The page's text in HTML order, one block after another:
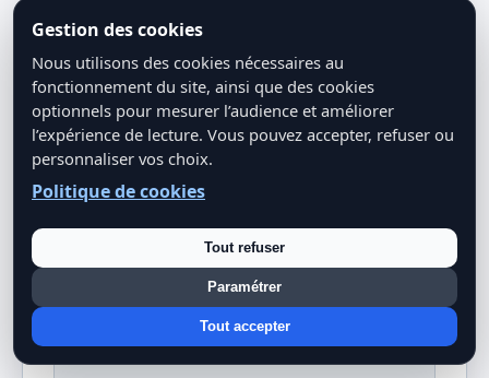
Pourquoi la qualité des données est
essentielle, y compris pour les modèles
de scoring.
Sources et références
Gestion des cookies
Nous utilisons des cookies nécessaires au
fonctionnement du site, ainsi que des cookies
optionnels pour mesurer l’audience et améliorer
l’expérience de lecture. Vous pouvez accepter, refuser ou
personnaliser vos choix.
Politique de cookies
Tout refuser
Paramétrer
Tout accepter